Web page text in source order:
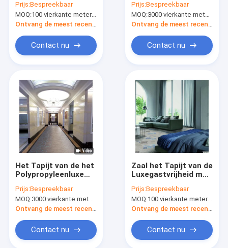
voor Openbare
Ruimte
Prijs:Bespreekbaar
MOQ:100 vierkante meter per ontwerp
Contact nu
Wilton Woven Carpet
pp
Prijs:Bespreekbaar
MOQ:3000 vierkante meter per ontwerp
Contact nu
Het Tapijt van de het
Polypropyleenluxe
woven carpet 100%
Prijs:Bespreekbaar
MOQ:3000 vierkante meter per ontwerp
Ontvang de meest recente Prijs
Contact nu
Zaal het Tapijt van de
Luxegastvrijheid met
Carpet
Prijs:Bespreekbaar
MOQ:100 vierkante meter per ontwerp
Ontvang de meest recente Prijs
Contact nu